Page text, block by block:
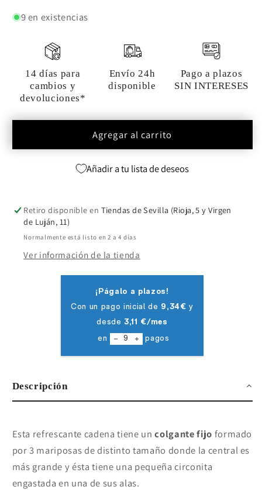
9 en existencias
14 días para
cambios y
devoluciones*
Envío 24h
disponible
Pago a plazos
SIN INTERESES
Agregar al carrito
Añadir a tu lista de deseos
Retiro disponible en Tiendas de Sevilla (Rioja, 5 y Virgen
de Luján, 11)
Normalmente está listo en 2 a 4 días
Ver información de la tienda
Descripción
Esta refrescante cadena tiene uncolgante fijo formado
por 3 mariposas de distinto tamaño donde la central es
más grande y ésta tiene una pequeña circonita
engastada en una de sus alas.